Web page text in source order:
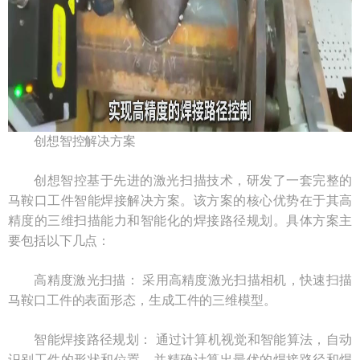
创想智控解决方案
创想智控基于先进的激光扫描技术，研发了一套完整的
马鞍口工件智能焊接解决方案。该方案的核心优势在于其高
精度的三维扫描能力和智能化的焊接路径规划。具体方案主
要包括以下几点：
高精度激光扫描： 采用高精度激光扫描相机，快速扫描
马鞍口工件的表面形态，生成工件的三维模型。
智能焊接路径规划： 通过计算机视觉和智能算法，自动